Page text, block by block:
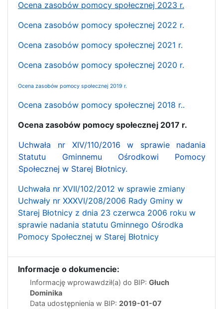
Ocena zasobów pomocy społecznej 2023 r.
Ocena zasobów pomocy społecznej 2022 r.
Ocena zasobów pomocy społecznej 2021 r.
Ocena zasobów pomocy społecznej 2020 r.
Ocena zasobów pomocy społecznej 2019 r.
Ocena zasobów pomocy społecznej 2018 r..
Ocena zasobów pomocy społecznej 2017 r.
Uchwała nr XIV/110/2016 w sprawie nadania
Statutu Gminnemu Ośrodkowi Pomocy
Społecznej w Starej Błotnicy.
Uchwała nr XVII/102/2012 w sprawie zmiany
Uchwały nr XXXVI/208/2006 Rady Gminy w
Starej Błotnicy z dnia 23 czerwca 2006 roku w
sprawie nadania statutu Gminnego Ośrodka
Pomocy Społecznej w Starej Błotnicy
Informacje o dokumencie:
Informację wprowawdził(a) do BIP: Głuch
Dominika
Data udostępnienia w BIP: 2019-01-07